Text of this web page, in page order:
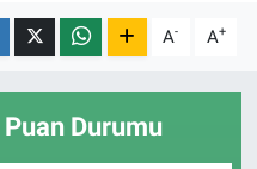
A- A+
Durumu